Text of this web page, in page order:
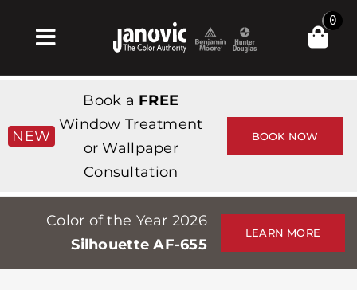
Toggle
Navigation
Products & Services
Κατάστημα
Professionals
Stores
0
NEW
Book a FREE
Window Treatment
or Wallpaper
Consultation
BOOK NOW
Color of the Year 2026
Silhouette AF-655
LEARN MORE